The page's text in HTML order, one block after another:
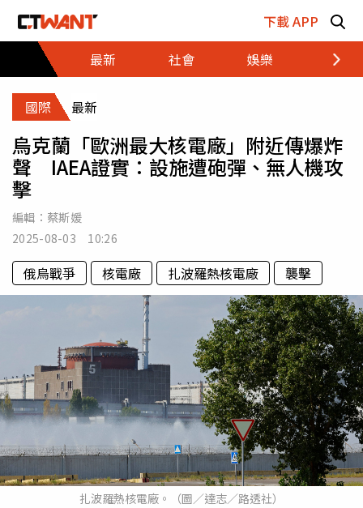
下載 APP
最新
社會 娛樂 財經
國際 最新
烏克蘭「歐洲最大核電廠」附近傳爆炸
聲 IAEA證實：設施遭砲彈、無人機攻
擊
編輯： 蔡斯媛
2025-08-03 10:26
俄烏戰爭 核電廠 扎波羅熱核電廠 襲擊
扎波羅熱核電廠。（圖／達志／路透社）